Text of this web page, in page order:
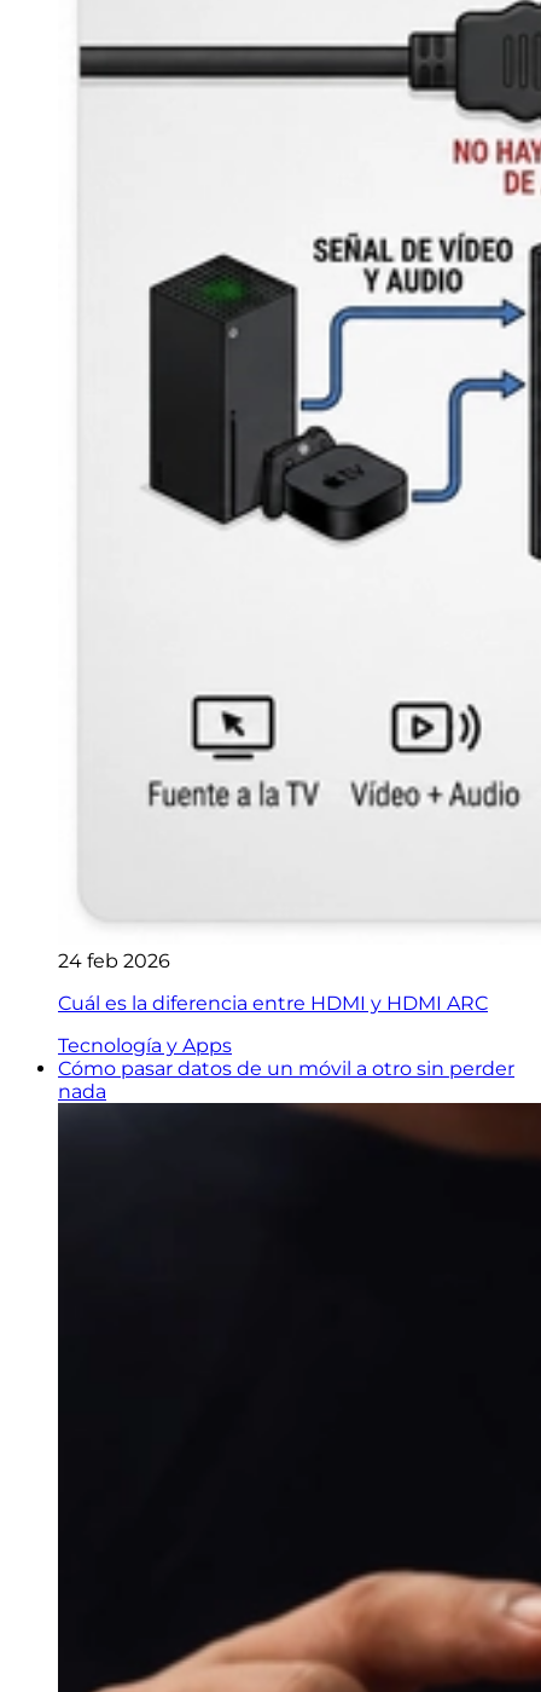
24 feb 2026
Cuál es la diferencia entre HDMI y HDMI ARC
Tecnología y Apps
Cómo pasar datos de un móvil a otro sin perder
nada